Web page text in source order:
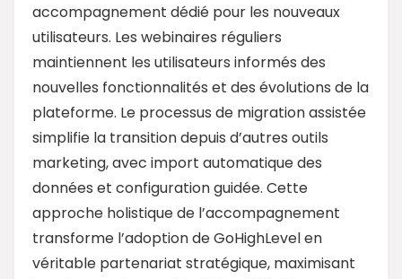
accompagnement dédié pour les nouveaux
utilisateurs. Les webinaires réguliers
maintiennent les utilisateurs informés des
nouvelles fonctionnalités et des évolutions de la
plateforme. Le processus de migration assistée
simplifie la transition depuis d’autres outils
marketing, avec import automatique des
données et configuration guidée. Cette
approche holistique de l’accompagnement
transforme l’adoption de GoHighLevel en
véritable partenariat stratégique, maximisant